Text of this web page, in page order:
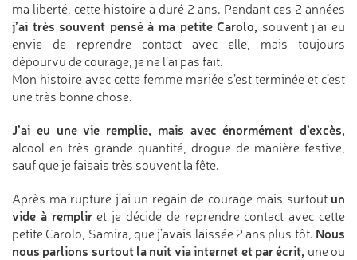
ma liberté, cette histoire a duré 2 ans. Pendant ces 2 années
j’ai très souvent pensé à ma petite Carolo, souvent j’ai eu
envie de reprendre contact avec elle, mais toujours
dépourvu de courage, je ne l’ai pas fait.
Mon histoire avec cette femme mariée s’est terminée et c’est
une très bonne chose.
J’ai eu une vie remplie, mais avec énormément d’excès,
alcool en très grande quantité, drogue de manière festive,
sauf que je faisais très souvent la fête.
Après ma rupture j’ai un regain de courage mais surtout un
vide à rempliret je décide de reprendre contact avec cette
petite Carolo, Samira, que j’avais laissée 2 ans plus tôt. Nous
nous parlions surtout la nuit via internet et par écrit, une ou